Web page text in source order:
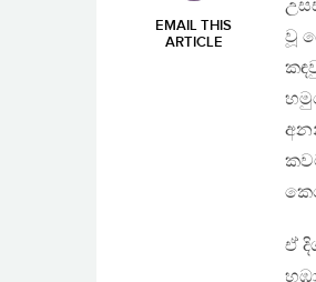
EMAIL THIS
ARTICLE
වූ
ඒ